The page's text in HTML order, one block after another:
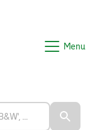
Menu